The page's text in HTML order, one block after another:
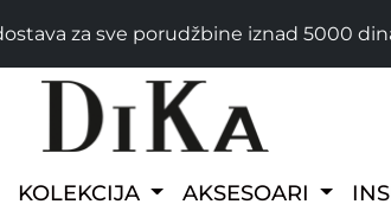
za sve porudžbine iznad 5000
KOLEKCIJA AKSESOARI